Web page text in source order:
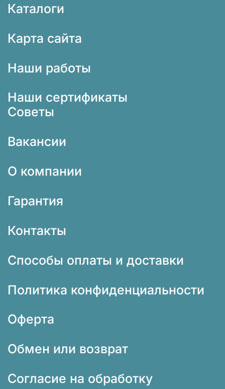
Каталоги
Карта сайта
Наши работы
Наши сертификаты
Советы
Вакансии
О компании
Гарантия
Контакты
Способы оплаты и доставки
Политика конфиденциальности
Оферта
Обмен или возврат
Согласие на обработку